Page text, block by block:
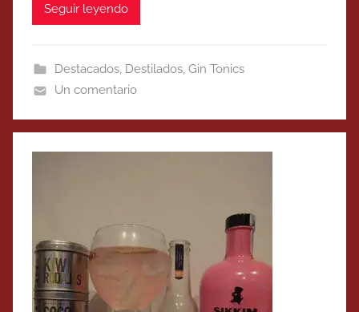
Seguir leyendo
Destacados, Destilados, Gin Tonics
Un comentario